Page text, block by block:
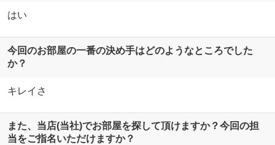
はい
今回のお部屋の一番の決め手はどのようなところでした
か？
キレイさ
また、当店(当社)でお部屋を探して頂けますか？今回の担
当をご指名いただけますか？